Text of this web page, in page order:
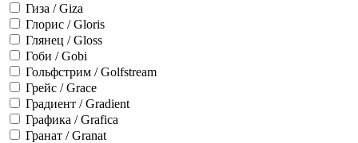
Гиза / Giza
Глорис / Gloris
Глянец / Gloss
Гоби / Gobi
Гольфстрим / Golfstream
Грейс / Grace
Градиент / Gradient
Графика / Grafica
Гранат / Granat